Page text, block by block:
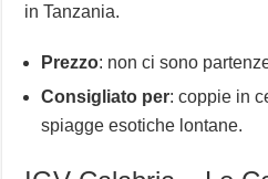
in Tanzania.
Prezzo: non ci sono
Consigliato per: coppie in
spiagge esotiche lontane.